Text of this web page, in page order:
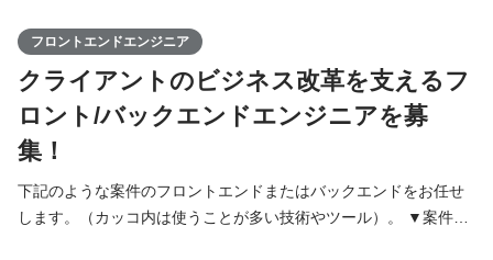
フロントエンドエンジニア
クライアントのビジネス改革を支えるフ
ロント/バックエンドエンジニアを募
集！
下記のような案件のフロントエンドまたはバックエンドをお任せ
します。（カッコ内は使うことが多い技術やツール）。 ▼案件の